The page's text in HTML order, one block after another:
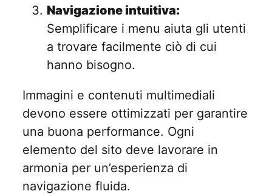
Navigazione intuitiva:
Semplificare i menu aiuta gli utenti
a trovare facilmente ciò di cui
hanno bisogno.
Immagini e contenuti multimediali
devono essere ottimizzati per garantire
una buona performance. Ogni
elemento del sito deve lavorare in
armonia per un’esperienza di
navigazione fluida.